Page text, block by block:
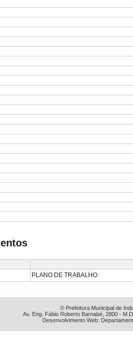
PLANO DE TRABALHO
© Prefeitura Municipal de
Av. Eng. Fábio Roberto Barnabé, 2800 -
Desenvolvimento Web: